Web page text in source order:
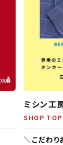
ミシン工
SHOP
＼こだわ